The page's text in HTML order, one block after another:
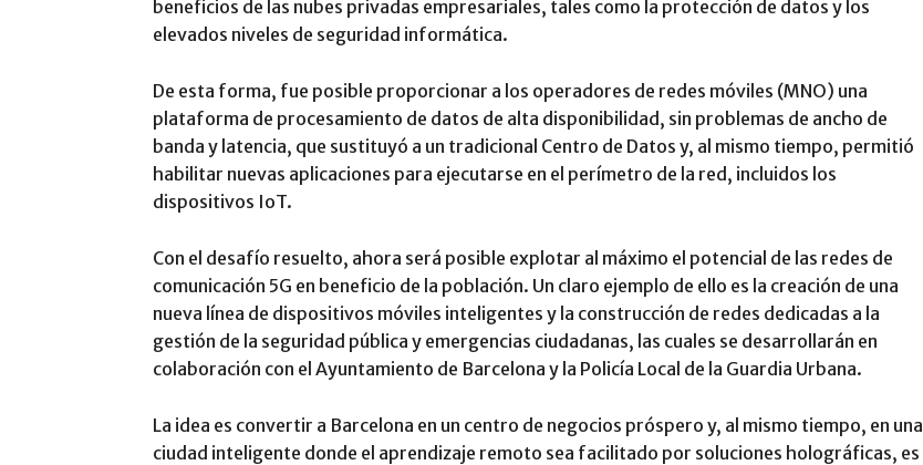
beneficios de las nubes privadas empresariales, tales como la protección de datos y los
elevados niveles de seguridad informática.
De esta forma, fue posible proporcionar a los operadores de redes móviles (MNO) una
plataforma de procesamiento de datos de alta disponibilidad, sin problemas de ancho de
banda y latencia, que sustituyó a un tradicional Centro de Datos y, al mismo tiempo, permitió
habilitar nuevas aplicaciones para ejecutarse en el perímetro de la red, incluidos los
dispositivos IoT.
Con el desafío resuelto, ahora será posible explotar al máximo el potencial de las redes de
comunicación 5G en beneficio de la población. Un claro ejemplo de ello es la creación de una
nueva línea de dispositivos móviles inteligentes y la construcción de redes dedicadas a la
gestión de la seguridad pública y emergencias ciudadanas, las cuales se desarrollarán en
colaboración con el Ayuntamiento de Barcelona y la Policía Local de la Guardia Urbana.
La idea es convertir a Barcelona en un centro de negocios próspero y, al mismo tiempo, en una
ciudad inteligente donde el aprendizaje remoto sea facilitado por soluciones holográficas, es